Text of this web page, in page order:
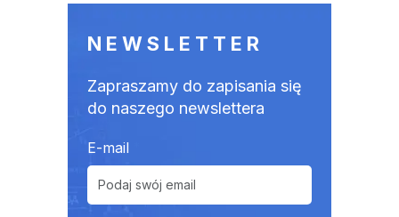
NEWSLETTER
Zapraszamy do zapisania się
do naszego newslettera
E-mail